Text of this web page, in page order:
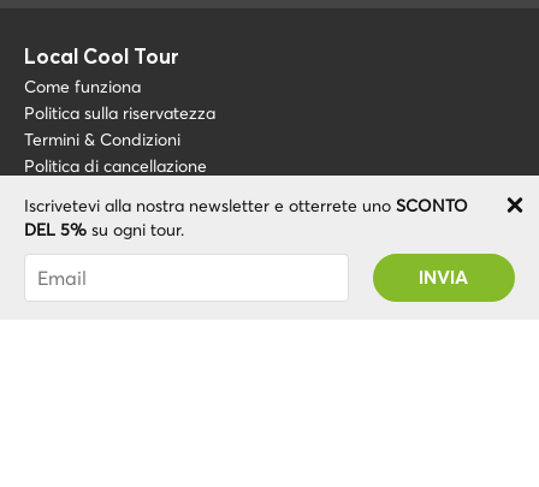
Iscrivetevi alla nostra newsletter e otterrete uno SCONTO
DEL 5% su ogni tour.
Sei stato abbonato con successo! Riceverai il
tuo codice promozionale dopo la convalida del
tuo account!
Local Cool Tour
Come funziona
Politica sulla riservatezza
Termini & Condizioni
Politica di cancellazione
Blog
Riguardo a noi
FAQ
Diventa una guida
+34 675 176 220